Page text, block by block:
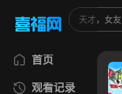
首页
观看记录